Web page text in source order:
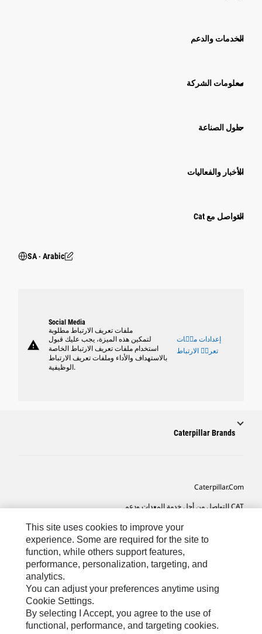
الخدمات والدعم
معلومات الشركة
حلول الصناعة
الأخبار والفعاليات
التواصل مع Cat
SA ‧ Arabic
warning
Social Media
ملفات تعريف الارتباط مطلوبة
لتمكين هذه الميزة، يجب عليك قبول
استخدام ملفات تعريف الارتباط الخاصة
بالاستهداف والأداء وملفات تعريف الارتباط
الوظيفية.
إعدادات ملٝات
تعريٝ الارتباط
Caterpillar Brands
Caterpillar.com
CAT التواصل من أجل خدمة المعدات ودعم
تفضيلات التسويق الخاصة بي
خريطة الموقع
Cookie Settings
This site uses cookies to improve your
experience. Some are required for the site to
function, while others support features,
performance, personalization, targeting, and
analytics.
You can adjust your preferences anytime using
Cookie Settings.
By selecting I Accept, you agree to the use of
functional, performance, and targeting cookies.